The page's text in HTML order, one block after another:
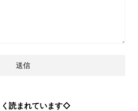
読まれています◇